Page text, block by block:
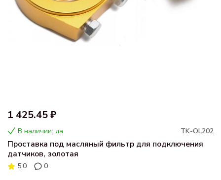
1 425.45 ₽
В наличии: да TK-OL202
Проставка под масляный фильтр для подключения
датчиков, золотая
5.0 0